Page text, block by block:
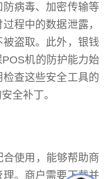
病毒、加密传输等
程中的数据泄露，
盗取。此外，银钱
机的防护能力始
查这些安全工具的
全补丁。
使用，能够帮助商
。商户需要下载并